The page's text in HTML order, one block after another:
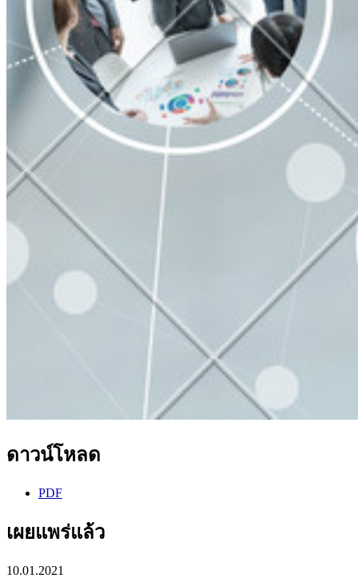
ดาวน์โหลด
PDF
เผยแพร่แล้ว
10.01.2021